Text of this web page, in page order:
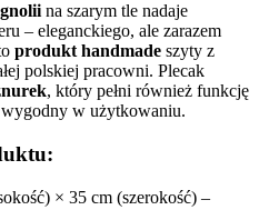
na szarym tle nadaje
– eleganckiego, ale zarazem
produkt handmade szyty z
polskiej pracowni. Plecak
, który pełni również funkcję
w użytkowaniu.
× 35 cm (szerokość) –